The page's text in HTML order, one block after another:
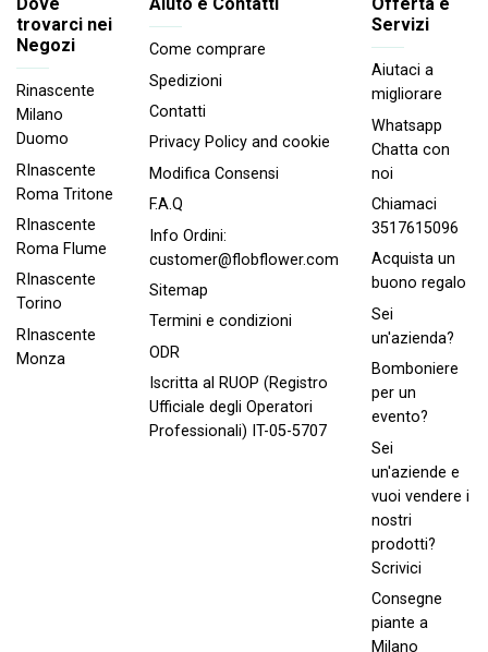
trovarci nei
Negozi
Rinascente
Milano
Duomo
RInascente
Roma Tritone
RInascente
Roma FIume
RInascente
Torino
RInascente
Monza
Come comprare
Spedizioni
Contatti
Privacy Policy and cookie
Modifica Consensi
F.A.Q
Info Ordini:
customer@flobflower.com
Sitemap
Termini e condizioni
ODR
Iscritta al RUOP (Registro
Ufficiale degli Operatori
Professionali) IT-05-5707
Servizi
Aiutaci a
migliorare
Whatsapp
Chatta con
noi
Chiamaci
3517615096
Acquista un
buono regalo
Sei
un'azienda?
Bomboniere
per un
evento?
Sei
un'aziende e
vuoi vendere i
nostri
prodotti?
Scrivici
Consegne
piante a
Milano